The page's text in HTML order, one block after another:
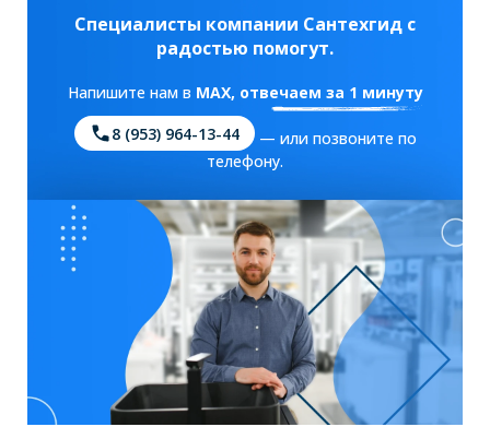
Специалисты компании Сантехгид с
радостью помогут.
Напишите нам в MAX, отвечаем за 1 минуту
8 (953) 964-13-44
— или позвоните по
телефону.